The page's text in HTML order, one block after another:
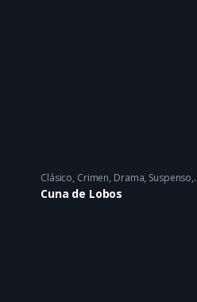
Clásico, Crimen, Drama, Suspenso
Cuna de Lobos